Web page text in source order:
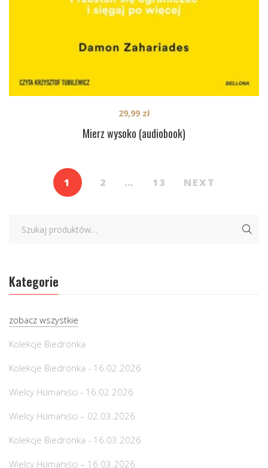
Mierz wysoko (audiobook)
29,99 zł
1 2 … 13 NEXT
Kategorie
zobacz wszystkie
Kolekcje Biedronka
Kolekcje Biedronka - 16.02.2026
Wielcy Humaniści - 16.02.2026
Wielcy Humaniści – 02.03.2026
Kolekcje Biedronka - 16.03.2026
Wielcy Humaniści – 16.03.2026